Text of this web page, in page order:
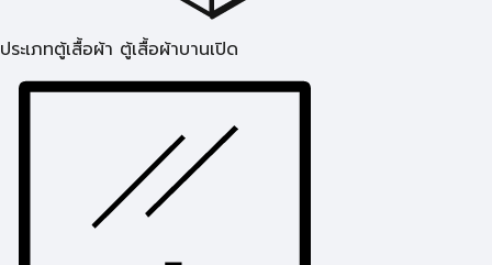
ประเภทตู้เสื้อผ้า ตู้เสื้อผ้าบานเปิด